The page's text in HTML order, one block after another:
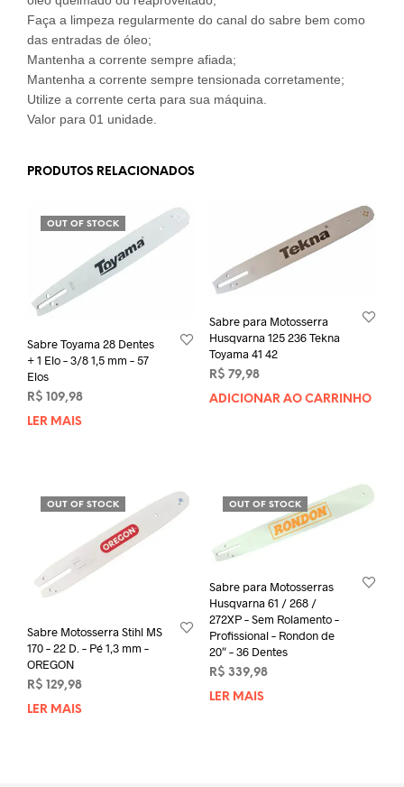
Faça a limpeza regularmente do canal do sabre bem como
das entradas de óleo;
Mantenha a corrente sempre afiada;
Mantenha a corrente sempre tensionada corretamente;
Utilize a corrente certa para sua máquina.
Valor para 01 unidade.
PRODUTOS RELACIONADOS
OUT OF STOCK
Sabre Toyama 28 Dentes
+ 1 Elo – 3/8 1,5 mm – 57
Elos
R$ 109,98
LER MAIS
Sabre para Motosserra
Husqvarna 125 236 Tekna
Toyama 41 42
R$ 79,98
ADICIONAR AO CARRINHO
OUT OF STOCK
Sabre Motosserra Stihl MS
170 – 22 D. – Pé 1,3 mm –
OREGON
R$ 129,98
LER MAIS
OUT OF STOCK
Sabre para Motosserras
Husqvarna 61 / 268 /
272XP – Sem Rolamento –
Profissional – Rondon de
20″ – 36 Dentes
R$ 339,98
LER MAIS